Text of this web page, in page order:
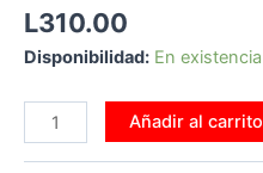
L310.00
Disponibilidad: En existencia
Añadir al carrito